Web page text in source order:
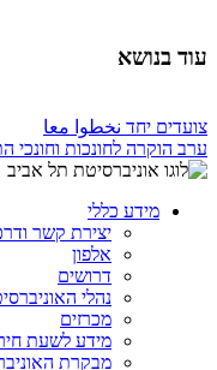
עוד בנושא
צועדים יחד نخطوا معا
ערב הוקרה לחונכות וחונכי
מידע כללי
יצירת קשר
אלפון
דרושים
נהלי
מכרזים
מידע לשעת
מבקרת